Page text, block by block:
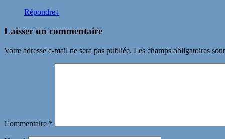
Répondre↓
Laisser un commentaire
Votre adresse e-mail ne sera pas publiée. Les champs obligatoires
Commentaire *